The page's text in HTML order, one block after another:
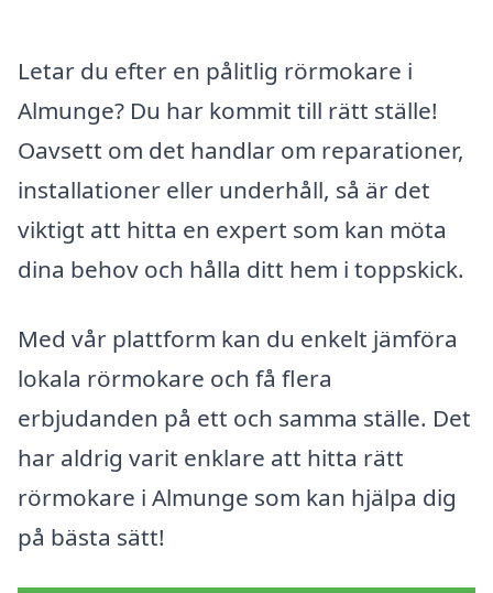
Letar du efter en pålitlig rörmokare i
Almunge? Du har kommit till rätt ställe!
Oavsett om det handlar om reparationer,
installationer eller underhåll, så är det
viktigt att hitta en expert som kan möta
dina behov och hålla ditt hem i toppskick.
Med vår plattform kan du enkelt jämföra
lokala rörmokare och få flera
erbjudanden på ett och samma ställe. Det
har aldrig varit enklare att hitta rätt
rörmokare i Almunge som kan hjälpa dig
på bästa sätt!